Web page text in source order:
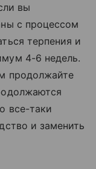
вы
с процессом
терпения и
4-6 недель.
продолжайте
все-таки
и заменить